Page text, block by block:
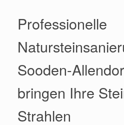
Professionelle
Sooden-
bringen Ihre
Strahlen